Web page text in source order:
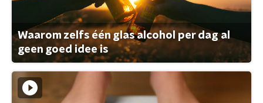
Waarom zelfs één glas alcohol per dag al
geen goed idee is